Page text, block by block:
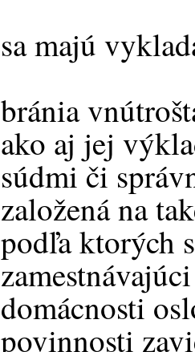
sa majú
bránia
ako aj jej
súdmi či
založená na
podľa ktorých
domácnosti
povinnosti